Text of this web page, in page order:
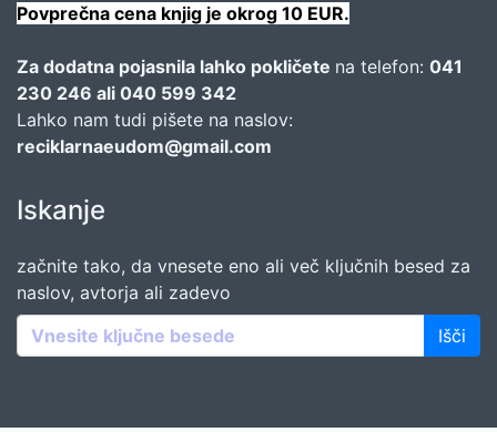
Povprečna cena knjig je okrog 10 EUR.
Za dodatna pojasnila lahko pokličete na telefon: 041
230 246 ali 040 599 342
Lahko nam tudi pišete na naslov:
reciklarnaeudom@gmail.com
Iskanje
začnite tako, da vnesete eno ali več ključnih besed za
naslov, avtorja ali zadevo
Išči